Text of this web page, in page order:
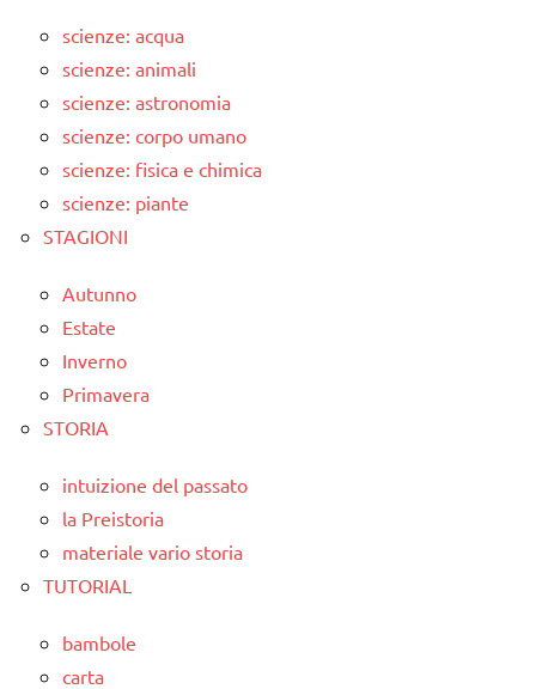
scienze: acqua
scienze: animali
scienze: astronomia
scienze: corpo umano
scienze: fisica e chimica
scienze: piante
STAGIONI
Autunno
Estate
Inverno
Primavera
STORIA
intuizione del passato
la Preistoria
materiale vario storia
TUTORIAL
bambole
carta